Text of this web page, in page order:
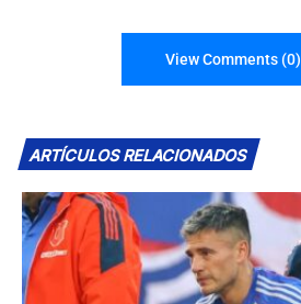
View Comments (0)
ARTÍCULOS RELACIONADOS